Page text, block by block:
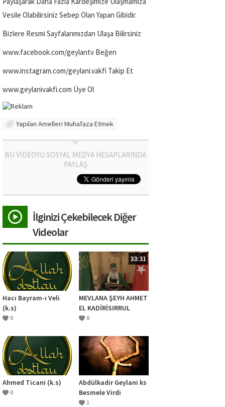
Vesile Olabilirsiniz Sebep Olan Yapan Gibidir.
Bizlere Resmi Sayfalarımızdan Ulaşa Bilirsiniz
www.facebook.com/geylantv Beğen
www.instagram.com/geylani.vakfi Takip Et
www.geylanivakfi.com Üye Ol
Yapılan Amelleri Muhafaza Etmek
BU VİDEOYU SOSYAL MEDYA HESAPLARINDA
PAYLAŞ
İlginizi Çekebilecek Diğer
Videolar
Hacı Bayram-ı Veli
(k.s)
0
33:31
MEVLANA ŞEYH AHMET
EL KADİRİSIRRUL
ESRAR DERSLERİ
0
Ahmed Ticani (k.s)
0
Abdülkadir Geylani ks
Besmele Virdi
1